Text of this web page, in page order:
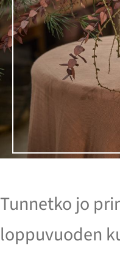
Tunnetko jo
loppuvuoden